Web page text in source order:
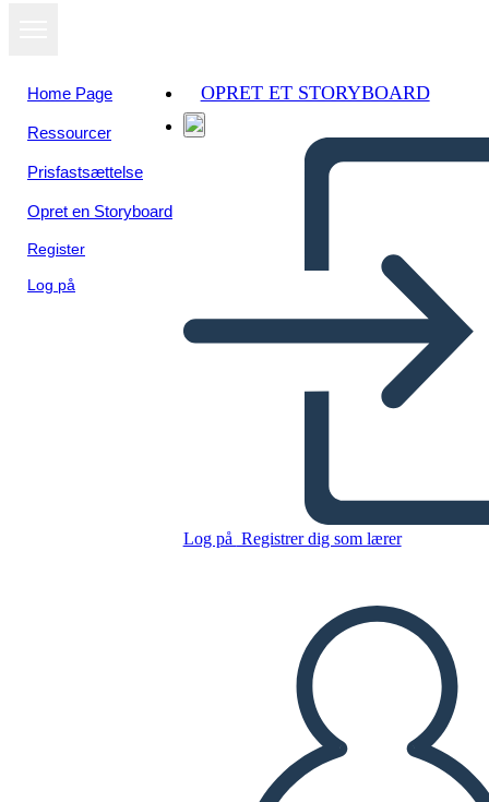
Home Page
Ressourcer
Prisfastsættelse
Opret en Storyboard
Register
Log på
OPRET ET STORYBOARD
Log på Registrer dig som lærer
סיפורי קנטרברי - מפת תווים
עבור "הפרולוג הכללי"
Kopier dette storyboard
LAVE ET STORYBOARD
AFSPIL DIASSHOW
LÆS FOR MIG